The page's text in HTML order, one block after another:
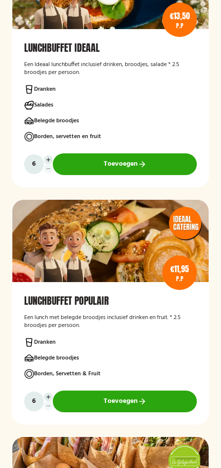
€13,50
P.P
LUNCHBUFFET IDEAAL
Een Ideaal lunchbuffet inclusief drinken, broodjes, salade * 2.5
broodjes per persoon.
Dranken
Salades
Belegde broodjes
Borden, servetten en fruit
Toevoegen
€11,95
P.P
LUNCHBUFFET POPULAIR
Een lunch met belegde broodjes inclusief drinken en fruit. * 2.5
broodjes per persoon.
Dranken
Belegde broodjes
Borden, Servetten & Fruit
Toevoegen